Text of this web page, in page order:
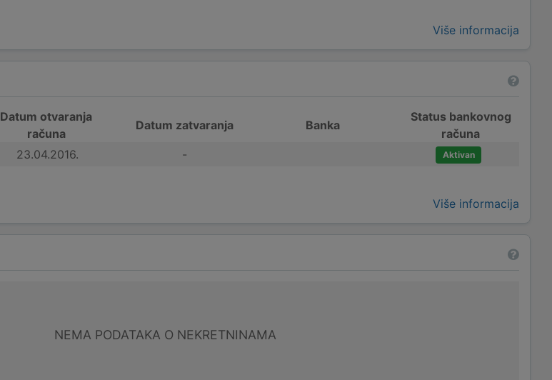
Više informacija
Datum otvaranja
računa
Datum zatvaranja Banka
Status bankovnog
računa
23.04.2016. - Aktivan
Više informacija
NEMA PODATAKA O NEKRETNINAMA